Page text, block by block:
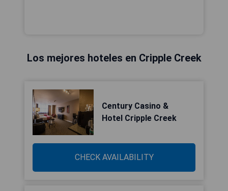
Los mejores hoteles en Cripple Creek
Century Casino &
Hotel Cripple Creek
CHECK AVAILABILITY